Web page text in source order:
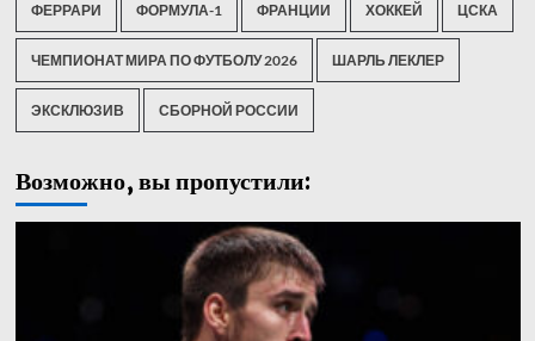
ФЕРРАРИ ФОРМУЛА-1 ФРАНЦИИ ХОККЕЙ ЦСКА
ЧЕМПИОНАТ МИРА ПО ФУТБОЛУ 2026 ШАРЛЬ ЛЕКЛЕР
ЭКСКЛЮЗИВ СБОРНОЙ РОССИИ
Возможно, вы пропустили: